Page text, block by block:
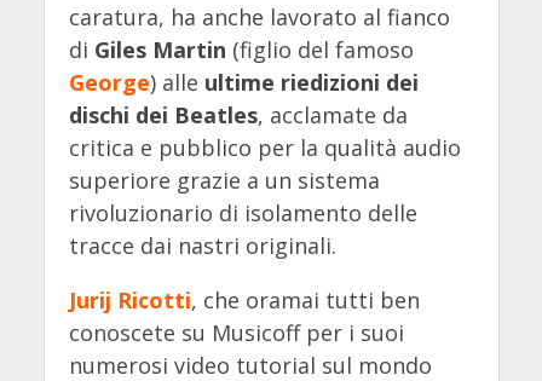
caratura, ha anche lavorato al fianco
di Giles Martin (figlio del famoso
George) alle ultime riedizioni dei
dischi dei Beatles, acclamate da
critica e pubblico per la qualità audio
superiore grazie a un sistema
rivoluzionario di isolamento delle
tracce dai nastri originali.
Jurij Ricotti, che oramai tutti ben
conoscete su Musicoff per i suoi
numerosi video tutorial sul mondo